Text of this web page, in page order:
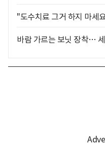
"도수치료 그거 하지 마세
바람 가르는 보닛 장착…